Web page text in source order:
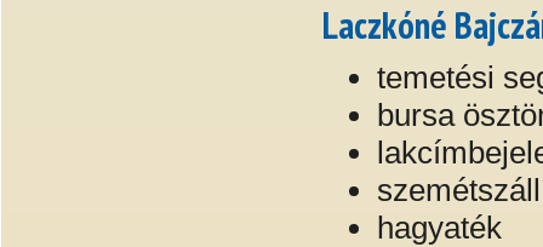
Laczkóné
temetési
bursa
hagyaték